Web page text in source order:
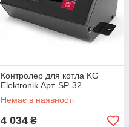
Контролер для котла KG
Elektronik Арт. SP-32
Немає в наявності
4 034 ₴